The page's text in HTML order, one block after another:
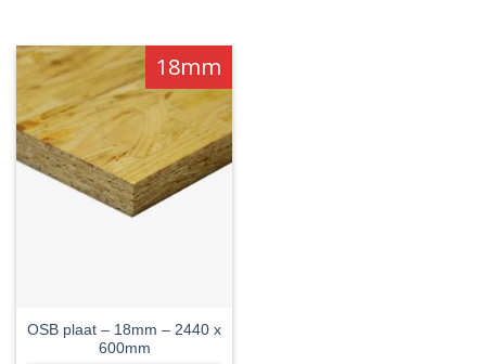
18mm
OSB plaat – 18mm – 2440 x
600mm